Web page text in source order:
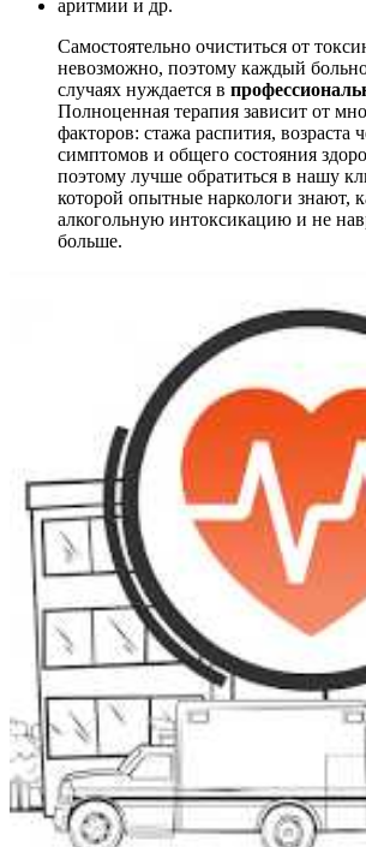
аритмии и др.
Самостоятельно очиститься от
невозможно, поэтому каждый
случаях нуждается в
Полноценная терапия зависит от
факторов: стажа распития, возраста
симптомов и общего состояния
поэтому лучше обратиться в нашу
которой опытные наркологи знают,
алкогольную интоксикацию и не
больше.